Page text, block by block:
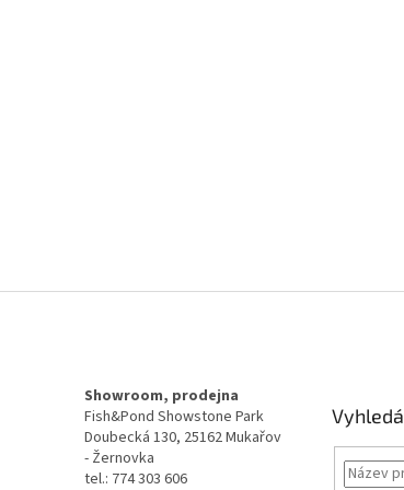
Showroom, prodejna
Fish&Pond Showstone Park
Doubecká 130, 25162 Mukařov
- Žernovka
tel.: 774 303 606